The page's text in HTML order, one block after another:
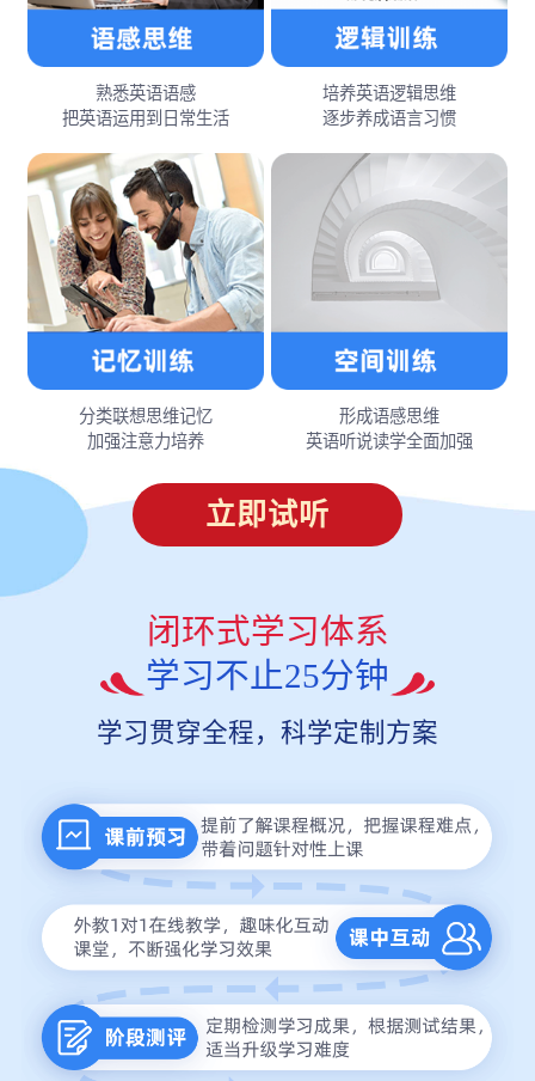
熟悉英语语感
把英语运用到日常生活
培养英语逻辑思维
逐步养成语言习惯
分类联想思维记忆
加强注意力培养
形成语感思维
英语听说读学全面加强
立即试听
闭环式学习体系
学习不止25分钟
学习贯穿全程，科学定制方案